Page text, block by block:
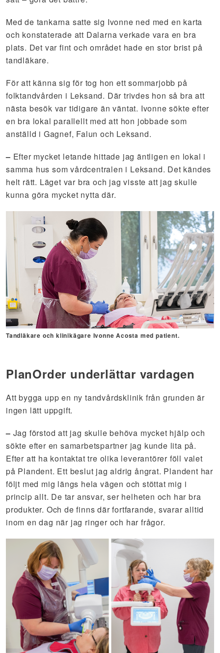
Med de tankarna satte sig Ivonne ned med en karta
och konstaterade att Dalarna verkade vara en bra
plats. Det var fint och området hade en stor brist på
tandläkare.
För att känna sig för tog hon ett sommarjobb på
folktandvården i Leksand. Där trivdes hon så bra att
nästa besök var tidigare än väntat. Ivonne sökte efter
en bra lokal parallellt med att hon jobbade som
anställd i Gagnef, Falun och Leksand.
– Efter mycket letande hittade jag äntligen en lokal i
samma hus som vårdcentralen i Leksand. Det kändes
helt rätt. Läget var bra och jag visste att jag skulle
kunna göra mycket nytta där.
Tandläkare och klinikägare Ivonne Acosta med patient.
PlanOrder underlättar vardagen
Att bygga upp en ny tandvårdsklinik från grunden är
ingen lätt uppgift.
– Jag förstod att jag skulle behöva mycket hjälp och
sökte efter en samarbetspartner jag kunde lita på.
Efter att ha kontaktat tre olika leverantörer föll valet
på Plandent. Ett beslut jag aldrig ångrat. Plandent har
följt med mig längs hela vägen och stöttat mig i
princip allt. De tar ansvar, ser helheten och har bra
produkter. Och de finns där fortfarande, svarar alltid
inom en dag när jag ringer och har frågor.